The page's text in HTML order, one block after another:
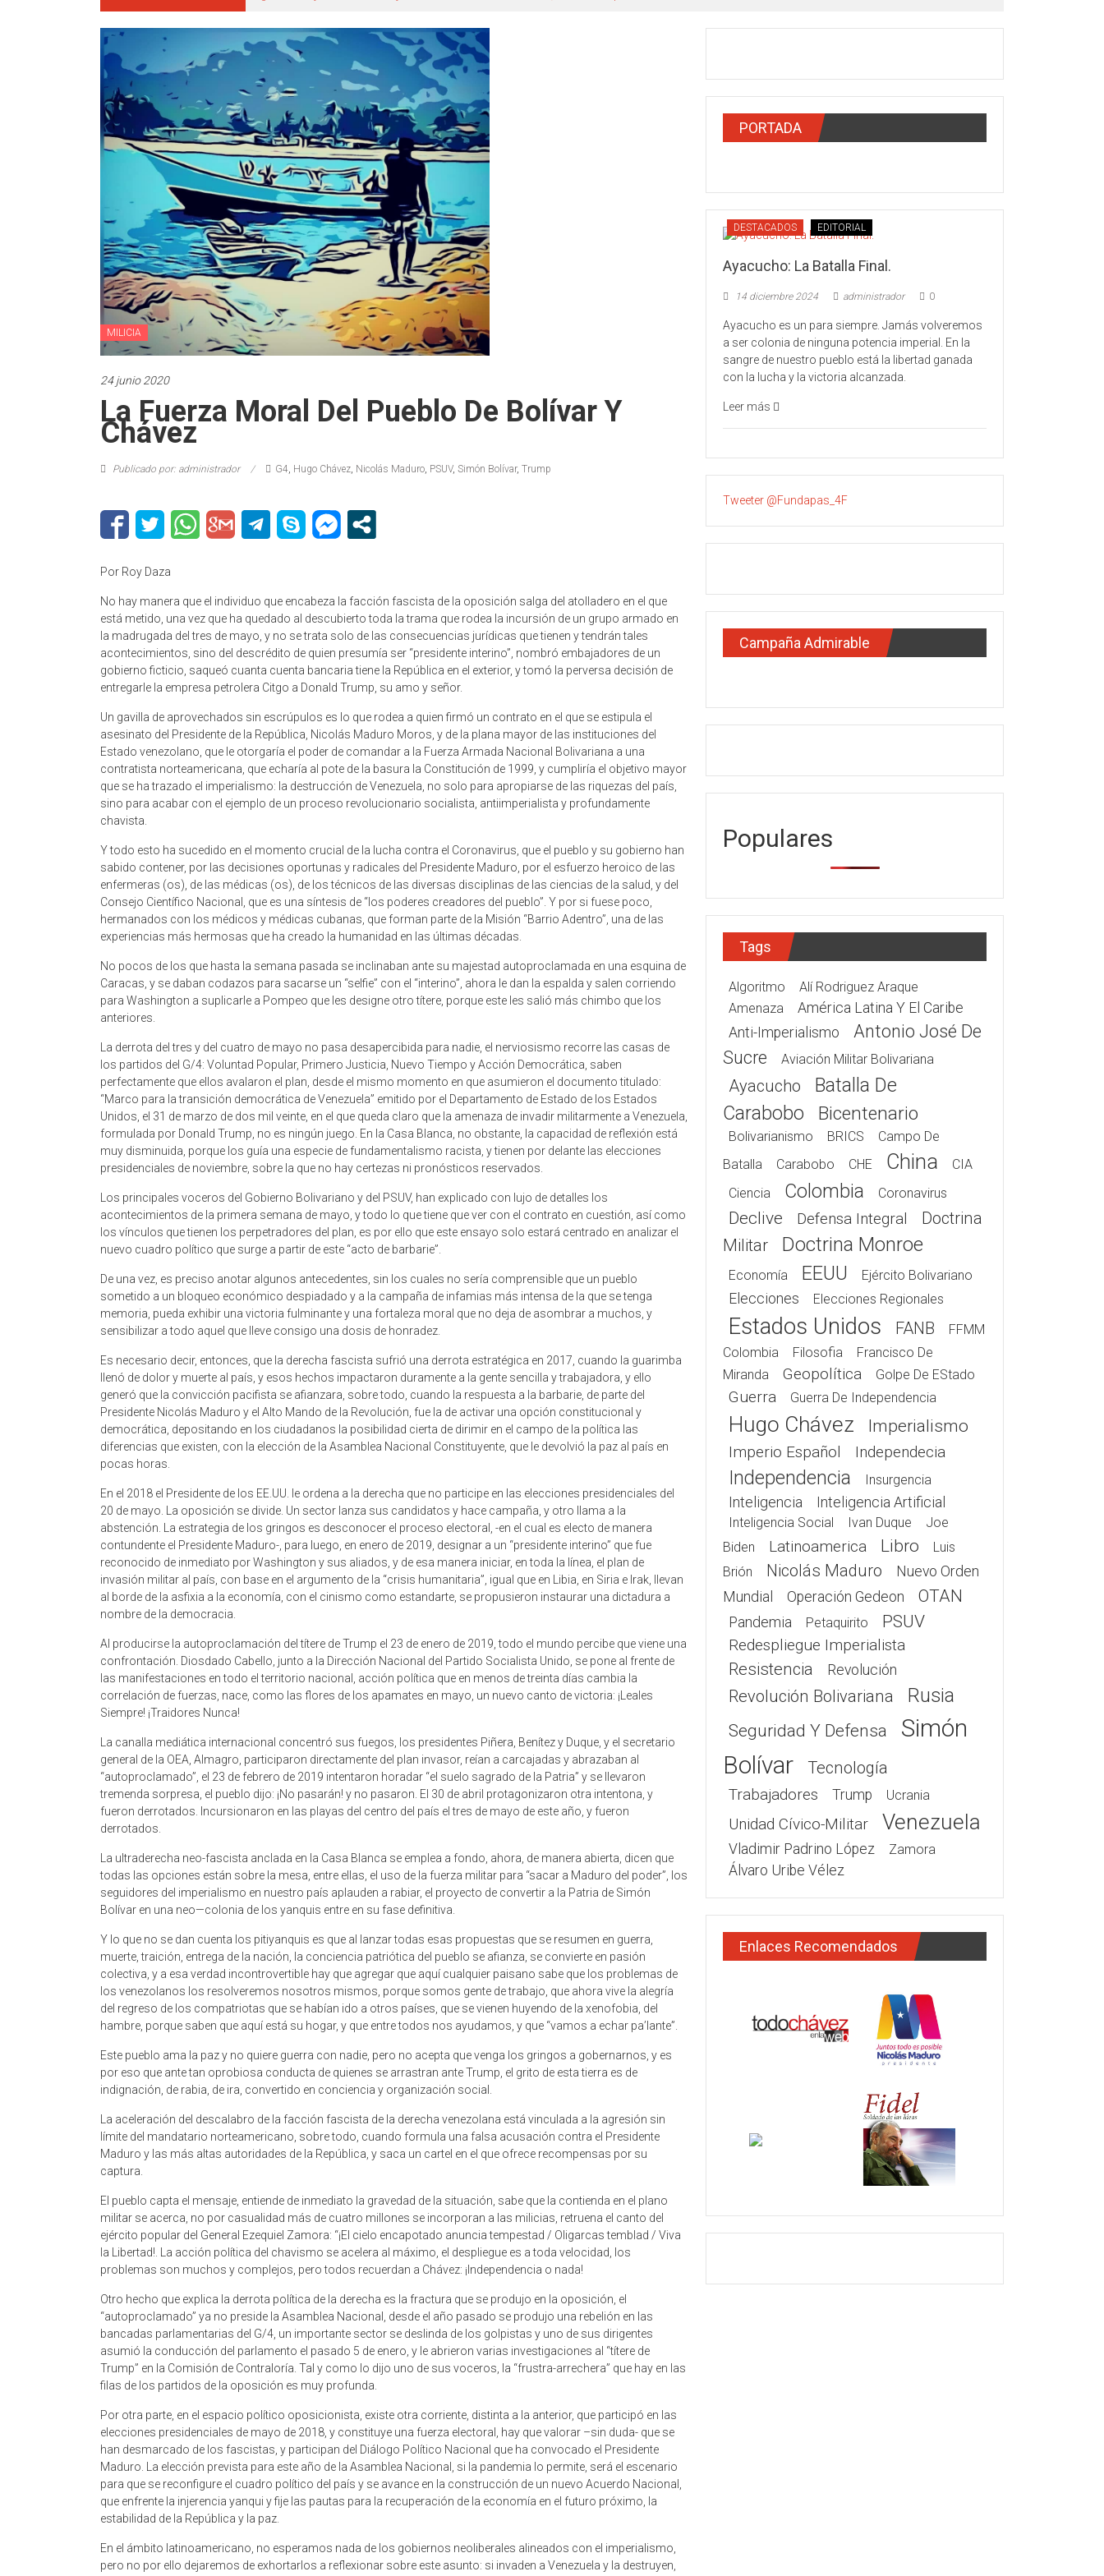
MILICIA
24 junio 2020
La Fuerza Moral Del Pueblo De Bolívar Y
Chávez
Publicado por: administrador G4, Hugo Chávez, Nicolás Maduro, PSUV, Simón Bolívar, Trump
Por Roy Daza
No hay manera que el individuo que encabeza la facción fascista de la oposición salga del atolladero en el que
está metido, una vez que ha quedado al descubierto toda la trama que rodea la incursión de un grupo armado en
la madrugada del tres de mayo, y no se trata solo de las consecuencias jurídicas que tienen y tendrán tales
acontecimientos, sino del descrédito de quien presumía ser “presidente interino”, nombró embajadores de un
gobierno ficticio, saqueó cuanta cuenta bancaria tiene la República en el exterior, y tomó la perversa decisión de
entregarle la empresa petrolera Citgo a Donald Trump, su amo y señor.
Un gavilla de aprovechados sin escrúpulos es lo que rodea a quien firmó un contrato en el que se estipula el
asesinato del Presidente de la República, Nicolás Maduro Moros, y de la plana mayor de las instituciones del
Estado venezolano, que le otorgaría el poder de comandar a la Fuerza Armada Nacional Bolivariana a una
contratista norteamericana, que echaría al pote de la basura la Constitución de 1999, y cumpliría el objetivo mayor
que se ha trazado el imperialismo: la destrucción de Venezuela, no solo para apropiarse de las riquezas del país,
sino para acabar con el ejemplo de un proceso revolucionario socialista, antiimperialista y profundamente
chavista.
Y todo esto ha sucedido en el momento crucial de la lucha contra el Coronavirus, que el pueblo y su gobierno han
sabido contener, por las decisiones oportunas y radicales del Presidente Maduro, por el esfuerzo heroico de las
enfermeras (os), de las médicas (os), de los técnicos de las diversas disciplinas de las ciencias de la salud, y del
Consejo Científico Nacional, que es una síntesis de “los poderes creadores del pueblo”. Y por si fuese poco,
hermanados con los médicos y médicas cubanas, que forman parte de la Misión “Barrio Adentro”, una de las
experiencias más hermosas que ha creado la humanidad en las últimas décadas.
No pocos de los que hasta la semana pasada se inclinaban ante su majestad autoproclamada en una esquina de
Caracas, y se daban codazos para sacarse un “selfie” con el “interino”, ahora le dan la espalda y salen corriendo
para Washington a suplicarle a Pompeo que les designe otro títere, porque este les salió más chimbo que los
anteriores.
La derrota del tres y del cuatro de mayo no pasa desapercibida para nadie, el nerviosismo recorre las casas de
los partidos del G/4: Voluntad Popular, Primero Justicia, Nuevo Tiempo y Acción Democrática, saben
perfectamente que ellos avalaron el plan, desde el mismo momento en que asumieron el documento titulado:
“Marco para la transición democrática de Venezuela” emitido por el Departamento de Estado de los Estados
Unidos, el 31 de marzo de dos mil veinte, en el que queda claro que la amenaza de invadir militarmente a Venezuela,
formulada por Donald Trump, no es ningún juego. En la Casa Blanca, no obstante, la capacidad de reflexión está
muy disminuida, porque los guía una especie de fundamentalismo racista, y tienen por delante las elecciones
presidenciales de noviembre, sobre la que no hay certezas ni pronósticos reservados.
Los principales voceros del Gobierno Bolivariano y del PSUV, han explicado con lujo de detalles los
acontecimientos de la primera semana de mayo, y todo lo que tiene que ver con el contrato en cuestión, así como
los vínculos que tienen los perpetradores del plan, es por ello que este ensayo solo estará centrado en analizar el
nuevo cuadro político que surge a partir de este “acto de barbarie”.
De una vez, es preciso anotar algunos antecedentes, sin los cuales no sería comprensible que un pueblo
sometido a un bloqueo económico despiadado y a la campaña de infamias más intensa de la que se tenga
memoria, pueda exhibir una victoria fulminante y una fortaleza moral que no deja de asombrar a muchos, y
sensibilizar a todo aquel que lleve consigo una dosis de honradez.
Es necesario decir, entonces, que la derecha fascista sufrió una derrota estratégica en 2017, cuando la guarimba
llenó de dolor y muerte al país, y esos hechos impactaron duramente a la gente sencilla y trabajadora, y ello
generó que la convicción pacifista se afianzara, sobre todo, cuando la respuesta a la barbarie, de parte del
Presidente Nicolás Maduro y el Alto Mando de la Revolución, fue la de activar una opción constitucional y
democrática, depositando en los ciudadanos la posibilidad cierta de dirimir en el campo de la política las
diferencias que existen, con la elección de la Asamblea Nacional Constituyente, que le devolvió la paz al país en
pocas horas.
En el 2018 el Presidente de los EE.UU. le ordena a la derecha que no participe en las elecciones presidenciales del
20 de mayo. La oposición se divide. Un sector lanza sus candidatos y hace campaña, y otro llama a la
abstención. La estrategia de los gringos es desconocer el proceso electoral, -en el cual es electo de manera
contundente el Presidente Maduro-, para luego, en enero de 2019, designar a un “presidente interino” que fue
reconocido de inmediato por Washington y sus aliados, y de esa manera iniciar, en toda la línea, el plan de
invasión militar al país, con base en el argumento de la “crisis humanitaria”, igual que en Libia, en Siria e Irak, llevan
al borde de la asfixia a la economía, con el cinismo como estandarte, se propusieron instaurar una dictadura a
nombre de la democracia.
Al producirse la autoproclamación del títere de Trump el 23 de enero de 2019, todo el mundo percibe que viene una
confrontación. Diosdado Cabello, junto a la Dirección Nacional del Partido Socialista Unido, se pone al frente de
las manifestaciones en todo el territorio nacional, acción política que en menos de treinta días cambia la
correlación de fuerzas, nace, como las flores de los apamates en mayo, un nuevo canto de victoria: ¡Leales
Siempre! ¡Traidores Nunca!
La canalla mediática internacional concentró sus fuegos, los presidentes Piñera, Benítez y Duque, y el secretario
general de la OEA, Almagro, participaron directamente del plan invasor, reían a carcajadas y abrazaban al
“autoproclamado”, el 23 de febrero de 2019 intentaron horadar “el suelo sagrado de la Patria” y se llevaron
tremenda sorpresa, el pueblo dijo: ¡No pasarán! y no pasaron. El 30 de abril protagonizaron otra intentona, y
fueron derrotados. Incursionaron en las playas del centro del país el tres de mayo de este año, y fueron
derrotados.
La ultraderecha neo-fascista anclada en la Casa Blanca se emplea a fondo, ahora, de manera abierta, dicen que
todas las opciones están sobre la mesa, entre ellas, el uso de la fuerza militar para “sacar a Maduro del poder”, los
seguidores del imperialismo en nuestro país aplauden a rabiar, el proyecto de convertir a la Patria de Simón
Bolívar en una neo—colonia de los yanquis entre en su fase definitiva.
Y lo que no se dan cuenta los pitiyanquis es que al lanzar todas esas propuestas que se resumen en guerra,
muerte, traición, entrega de la nación, la conciencia patriótica del pueblo se afianza, se convierte en pasión
colectiva, y a esa verdad incontrovertible hay que agregar que aquí cualquier paisano sabe que los problemas de
los venezolanos los resolveremos nosotros mismos, porque somos gente de trabajo, que ahora vive la alegría
del regreso de los compatriotas que se habían ido a otros países, que se vienen huyendo de la xenofobia, del
hambre, porque saben que aquí está su hogar, y que entre todos nos ayudamos, y que “vamos a echar pa’lante”.
Este pueblo ama la paz y no quiere guerra con nadie, pero no acepta que venga los gringos a gobernarnos, y es
por eso que ante tan oprobiosa conducta de quienes se arrastran ante Trump, el grito de esta tierra es de
indignación, de rabia, de ira, convertido en conciencia y organización social.
La aceleración del descalabro de la facción fascista de la derecha venezolana está vinculada a la agresión sin
límite del mandatario norteamericano, sobre todo, cuando formula una falsa acusación contra el Presidente
Maduro y las más altas autoridades de la República, y saca un cartel en el que ofrece recompensas por su
captura.
El pueblo capta el mensaje, entiende de inmediato la gravedad de la situación, sabe que la contienda en el plano
militar se acerca, no por casualidad más de cuatro millones se incorporan a las milicias, retruena el canto del
ejército popular del General Ezequiel Zamora: “¡El cielo encapotado anuncia tempestad / Oligarcas temblad / Viva
la Libertad!. La acción política del chavismo se acelera al máximo, el despliegue es a toda velocidad, los
problemas son muchos y complejos, pero todos recuerdan a Chávez: ¡Independencia o nada!
Otro hecho que explica la derrota política de la derecha es la fractura que se produjo en la oposición, el
“autoproclamado” ya no preside la Asamblea Nacional, desde el año pasado se produjo una rebelión en las
bancadas parlamentarias del G/4, un importante sector se deslinda de los golpistas y uno de sus dirigentes
asumió la conducción del parlamento el pasado 5 de enero, y le abrieron varias investigaciones al “títere de
Trump” en la Comisión de Contraloría. Tal y como lo dijo uno de sus voceros, la “frustra-arrechera” que hay en las
filas de los partidos de la oposición es muy profunda.
Por otra parte, en el espacio político oposicionista, existe otra corriente, distinta a la anterior, que participó en las
elecciones presidenciales de mayo de 2018, y constituye una fuerza electoral, hay que valorar –sin duda- que se
han desmarcado de los fascistas, y participan del Diálogo Político Nacional que ha convocado el Presidente
Maduro. La elección prevista para este año de la Asamblea Nacional, si la pandemia lo permite, será el escenario
para que se reconfigure el cuadro político del país y se avance en la construcción de un nuevo Acuerdo Nacional,
que enfrente la injerencia yanqui y fije las pautas para la recuperación de la economía en el futuro próximo, la
estabilidad de la República y la paz.
En el ámbito latinoamericano, no esperamos nada de los gobiernos neoliberales alineados con el imperialismo,
pero no por ello dejaremos de exhortarlos a reflexionar sobre este asunto: si invaden a Venezuela y la destruyen,
PORTADA
DESTACADOS EDITORIAL
Ayacucho: La Batalla Final.
14 diciembre 2024 administrador 0
Ayacucho es un para siempre. Jamás volveremos
a ser colonia de ninguna potencia imperial. En la
sangre de nuestro pueblo está la libertad ganada
con la lucha y la victoria alcanzada.
Leer más
Tweeter @Fundapas_4F
Campaña Admirable
Populares
Tags
Algoritmo
Alí Rodriguez Araque
Amenaza
América Latina Y El Caribe
Anti-Imperialismo
Antonio José De
Sucre
Aviación Militar Bolivariana
Ayacucho
Batalla De
Carabobo
Bicentenario
Bolivarianismo BRICS
Campo De
Batalla
Carabobo CHE China
CIA
Ciencia
Colombia Coronavirus
Declive Defensa Integral
Doctrina
Militar
Doctrina Monroe
Economía EEUU Ejército Bolivariano
Elecciones Elecciones Regionales
Estados Unidos FANB
FFMM
Colombia
Filosofia
Francisco De
Miranda
Geopolítica Golpe De EStado
Guerra Guerra De Independencia
Hugo Chávez Imperialismo
Imperio Español Independecia
Independencia Insurgencia
Inteligencia Inteligencia Artificial
Inteligencia Social Ivan Duque
Joe
Biden
Latinoamerica Libro
Luis
Brión
Nicolás Maduro
Nuevo Orden
Mundial
Operación Gedeon OTAN
Pandemia Petaquirito PSUV
Redespliegue Imperialista
Resistencia Revolución
Revolución Bolivariana Rusia
Seguridad Y Defensa
Simón
Bolívar
Tecnología
Trabajadores Trump Ucrania
Unidad Cívico-Militar Venezuela
Vladimir Padrino López Zamora
Álvaro Uribe Vélez
Enlaces Recomendados